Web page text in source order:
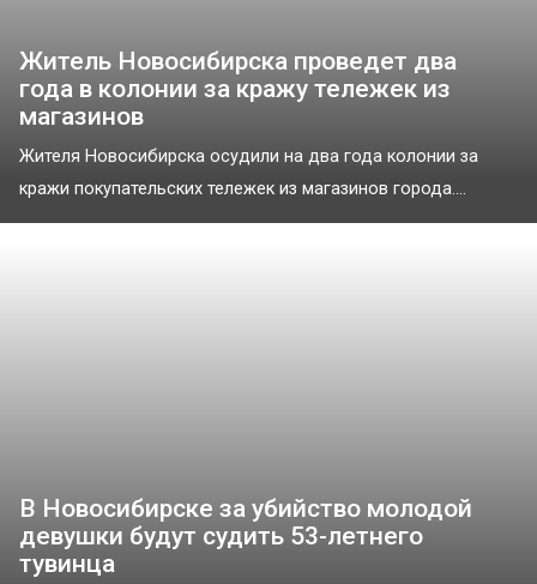
Житель Новосибирска проведет два
года в колонии за кражу тележек из
магазинов
Жителя Новосибирска осудили на два года колонии за
кражи покупательских тележек из магазинов города....
В Новосибирске за убийство молодой
девушки будут судить 53-летнего
тувинца